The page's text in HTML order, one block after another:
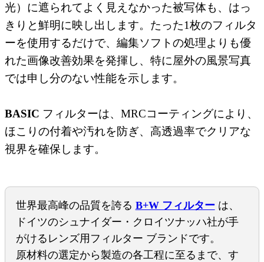
光）に遮られてよく見えなかった被写体も、はっ
きりと鮮明に映し出します。たった1枚のフィルタ
ーを使用するだけで、編集ソフトの処理よりも優
れた画像改善効果を発揮し、特に屋外の風景写真
では申し分のない性能を示します。
BASIC フィルターは、MRCコーティングにより、
ほこりの付着や汚れを防ぎ、高透過率でクリアな
視界を確保します。
世界最高峰の品質を誇る B+W フィルターは、
ドイツのシュナイダー・クロイツナッハ社が手
がけるレンズ用フィルター ブランドです。
原材料の選定から製造の各工程に至るまで、す